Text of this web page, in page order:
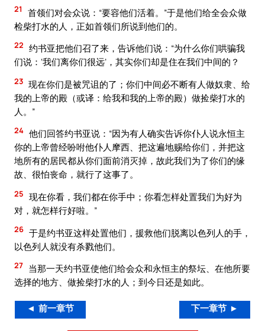
21
首领们对会众说：“要容他们活着。”于是他们给全会众做
检柴打水的人，正如首领们所说到他们的。
22 约书亚把他们召了来，告诉他们说：“为什么你们哄骗我
们说：‘我们离你们很远’，其实你们却是住在我们中间的？
23 现在你们是被咒诅的了；你们中间必不断有人做奴隶、给
我的上帝的殿（或译：给我和我的上帝的殿）做捡柴打水的
人。”
24 他们回答约书亚说：“因为有人确实告诉你仆人说永恒主
你的上帝曾经吩咐他仆人摩西、把这遍地赐给你们，并把这
地所有的居民都从你们面前消灭掉，故此我们为了你们的缘
故、很怕丧命，就行了这事了。
25 现在你看，我们都在你手中；你看怎样处置我们为好为
对，就怎样行好啦。”
26 于是约书亚这样处置他们，援救他们脱离以色列人的手，
以色列人就没有杀戮他们。
27 当那一天约书亚使他们给会众和永恒主的祭坛、在他所要
选择的地方、做捡柴打水的人；到今日还是如此。
◄ 前一章节 下一章节 ►